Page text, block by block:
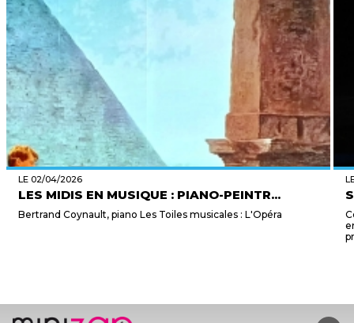
LE 02/04/2026
LES MIDIS EN MUSIQUE : PIANO-PEINTR...
Bertrand Coynault, piano Les Toiles musicales : L'Opéra